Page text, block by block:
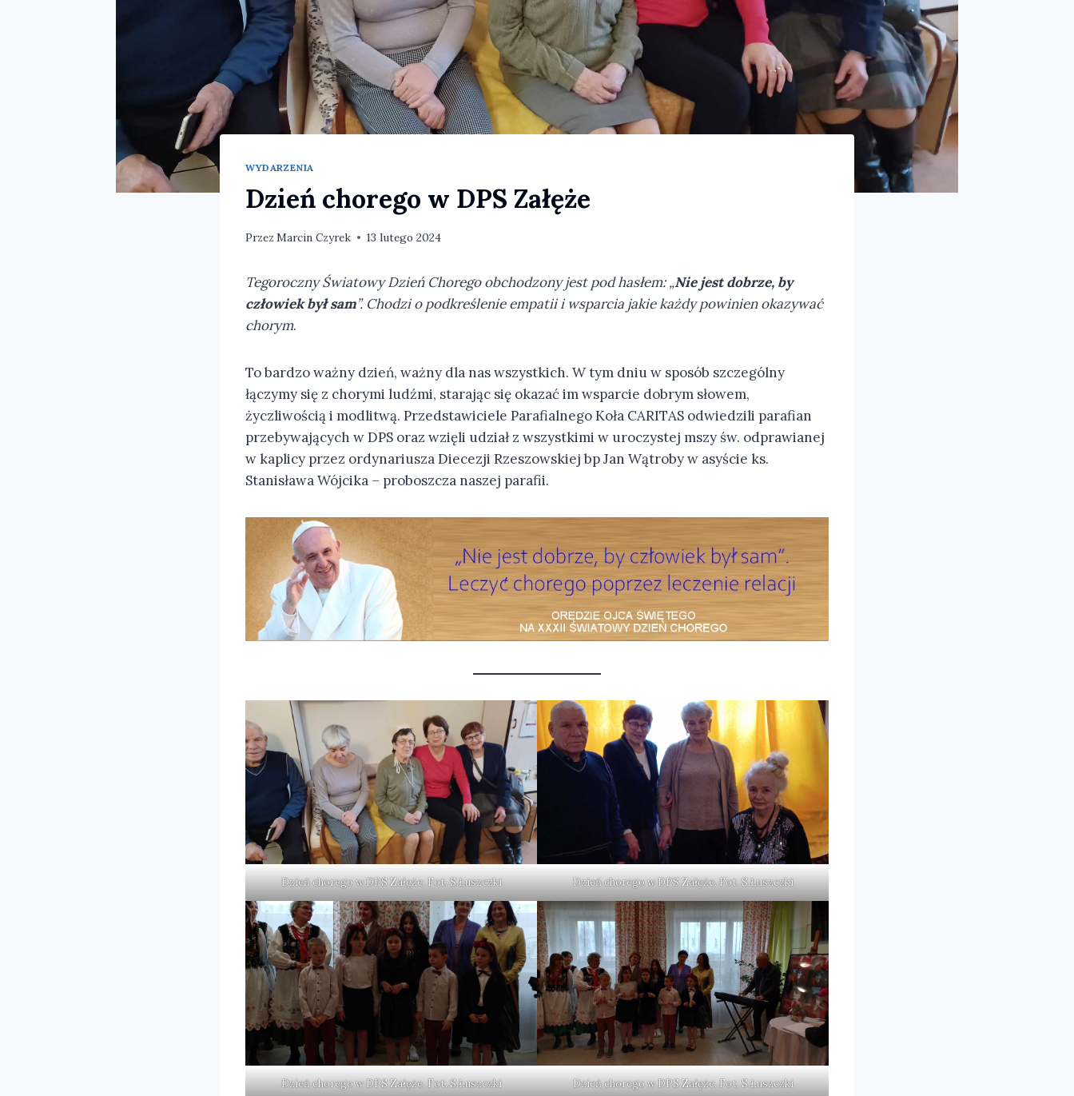
WYDARZENIA
Dzień chorego w DPS Załęże
Przez Marcin Czyrek 13 lutego 2024
Tegoroczny Światowy Dzień Chorego obchodzony jest pod hasłem: „Nie jest dobrze, by
człowiek był sam”. Chodzi o podkreślenie empatii i wsparcia jakie każdy powinien okazywać
chorym.
To bardzo ważny dzień, ważny dla nas wszystkich. W tym dniu w sposób szczególny
łączymy się z chorymi ludźmi, starając się okazać im wsparcie dobrym słowem,
życzliwością i modlitwą. Przedstawiciele Parafialnego Koła CARITAS odwiedzili parafian
przebywających w DPS oraz wzięli udział z wszystkimi w uroczystej mszy św. odprawianej
w kaplicy przez ordynariusza Diecezji Rzeszowskiej bp Jan Wątroby w asyście ks.
Stanisława Wójcika – proboszcza naszej parafii.
Dzień chorego w DPS Załęże. Fot. S.Łuszczki Dzień chorego w DPS Załęże. Fot. S.Łuszczki
Dzień chorego w DPS Załęże. Fot. S.Łuszczki Dzień chorego w DPS Załęże. Fot. S.Łuszczki